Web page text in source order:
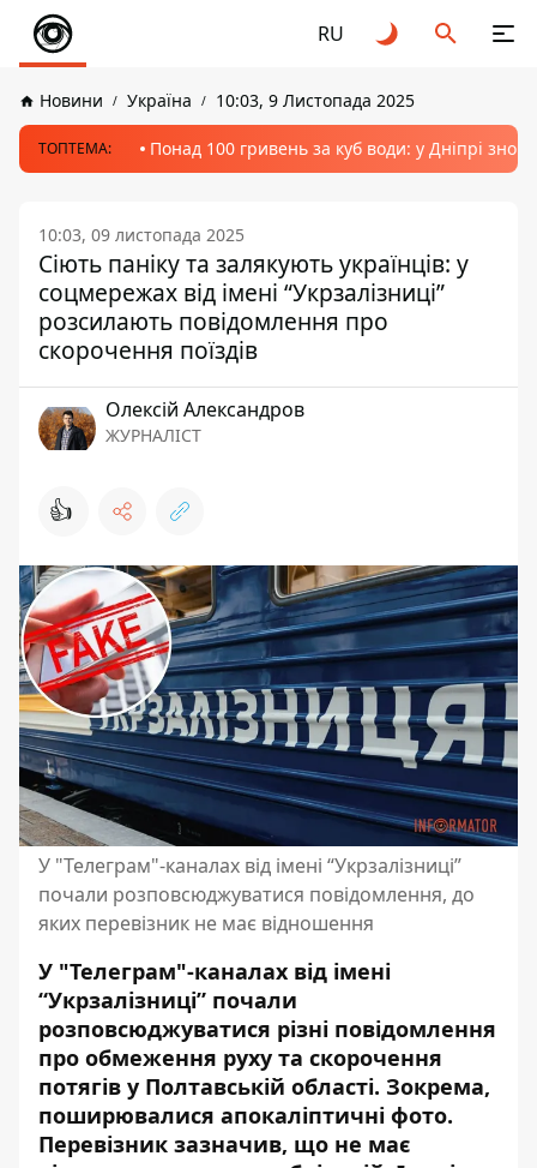
RU
Новини Україна 10:03, 9 Листопада 2025
ТОПТЕМА: Понад 100 гривень за куб води: у Дніпрі
10:03, 09 листопада 2025
Сіють паніку та залякують українців: у
соцмережах від імені “Укрзалізниці”
розсилають повідомлення про
скорочення поїздів
Олексій Александров
ЖУРНАЛІСТ
👍
У "Телеграм"-каналах від імені “Укрзалізниці”
почали розповсюджуватися повідомлення, до
яких перевізник не має відношення
У "Телеграм"-каналах від імені
“Укрзалізниці” почали
розповсюджуватися різні повідомлення
про обмеження руху та скорочення
потягів у Полтавській області. Зокрема,
поширювалися апокаліптичні фото.
Перевізник зазначив, що не має